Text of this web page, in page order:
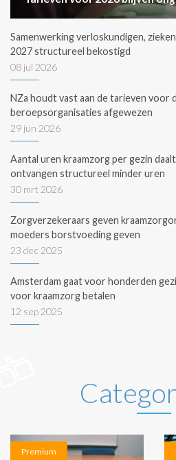
Samenwerking verloskundigen,
2027 structureel bekostigd
08 jul 2026
NZa houdt vast aan de tarieven voor
beroepsorganisaties afgewezen
29 jun 2026
Aantal uren kraamzorg per gezin
ontvangen structureel minder uren
30 mrt 2026
Zorgverzekeraars geven
moeders borstvoeding geven
23 dec 2025
Amsterdam gaat voor honderden
voor kraamzorg betalen
12 sep 2025
Premium